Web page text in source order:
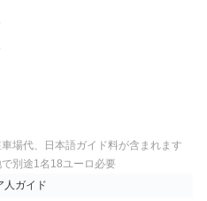
場代、日本語ガイド料が含まれます
別途1名18ユーロ必要
人ガイド